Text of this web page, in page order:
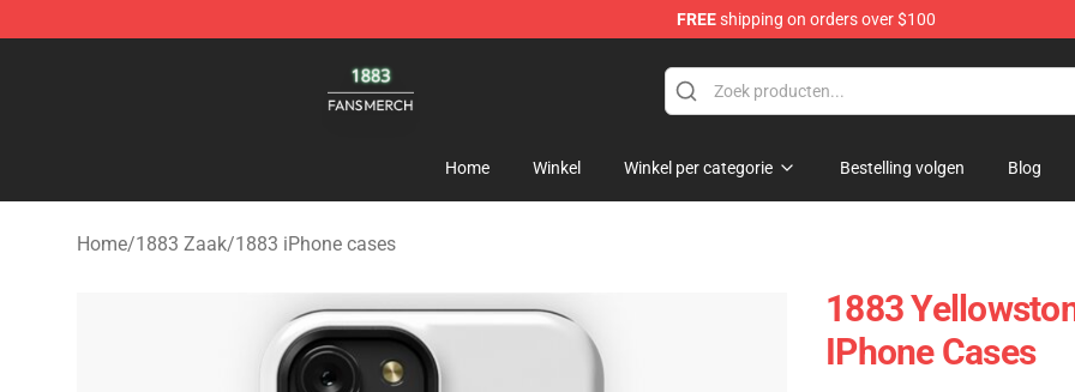
FREEshipping on orders over $100
Home Winkel Winkel per categorie Bestelling volgen Blog
Home/1883 Zaak/1883 iPhone cases
1883
IPhone Cases